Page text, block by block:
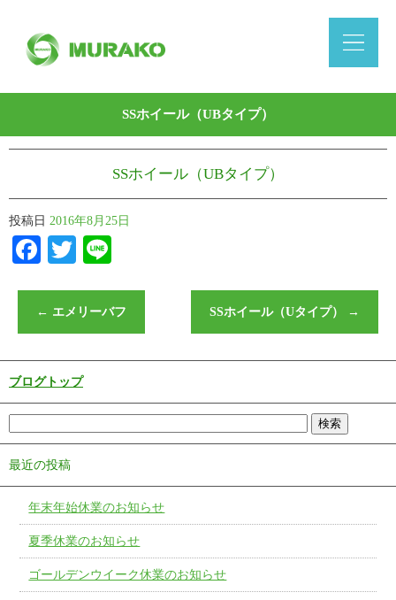
SSホイール（UBタイプ）
SSホイール（UBタイプ）
投稿日 2016年8月25日
Facebook
Twitter
← エメリーバフ SSホイール（Uタイプ） →
ブログトップ
最近の投稿
年末年始休業のお知らせ
夏季休業のお知らせ
ゴールデンウイーク休業のお知らせ